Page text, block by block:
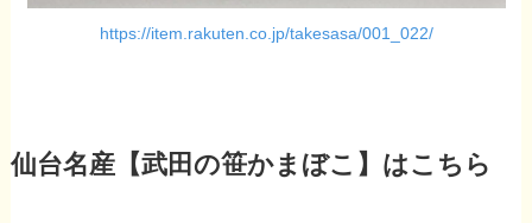
https://item.rakuten.co.jp/takesasa/001_022/
仙台名産【武田の笹かまぼこ】はこちら